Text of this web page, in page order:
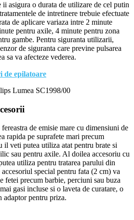
asigura o durata de utilizare de cel putin
de intretinere trebuie efectuate
de aplicare variaza intre 2 minute
pentru axile, 4 minute pentru zona
gambe. Pentru siguranta utilizarii,
de siguranta care previne pulsarea
sa va afecteze vederea.
de epilatoare
de emisie mare cu dimensiuni de
rapida pe suprafete mari precum
il veti putea utiliza atat pentru brate si
sau pentru axile. Al doilea accesoriu cu
utiliza pentru tratarea parului din
special pentru fata (2 cm) va
fetei precum barbie, perciuni sau buza
gasi incluse si o laveta de curatare, o
adaptor pentru priza.